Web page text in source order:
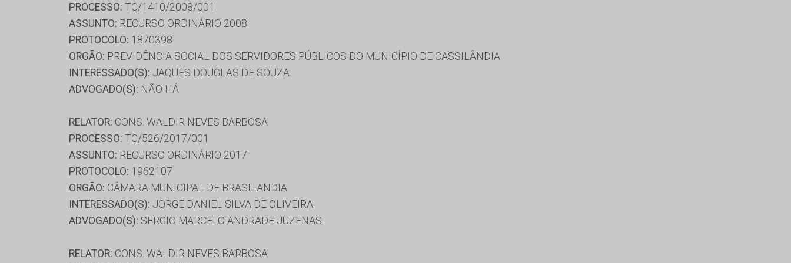
PROCESSO: TC/1410/2008/001
ASSUNTO: RECURSO ORDINÁRIO 2008
PROTOCOLO: 1870398
ORGÃO: PREVIDÊNCIA SOCIAL DOS SERVIDORES PÚBLICOS DO MUNICÍPIO DE CASSILÂNDIA
INTERESSADO(S): JAQUES DOUGLAS DE SOUZA
ADVOGADO(S): NÃO HÁ
RELATOR: CONS. WALDIR NEVES BARBOSA
PROCESSO: TC/526/2017/001
ASSUNTO: RECURSO ORDINÁRIO 2017
PROTOCOLO: 1962107
ORGÃO: CÂMARA MUNICIPAL DE BRASILANDIA
INTERESSADO(S): JORGE DANIEL SILVA DE OLIVEIRA
ADVOGADO(S): SERGIO MARCELO ANDRADE JUZENAS
RELATOR: CONS. WALDIR NEVES BARBOSA